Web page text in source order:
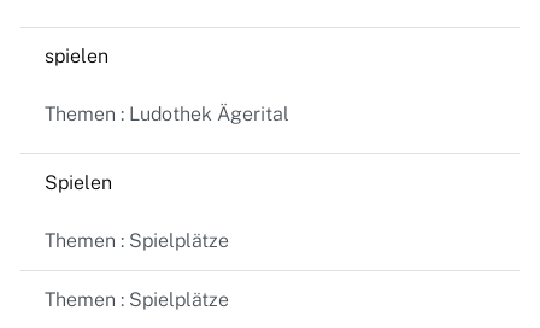
spielen
Themen : Ludothek Ägerital
Spielen
Themen : Spielplätze
Themen : Spielplätze